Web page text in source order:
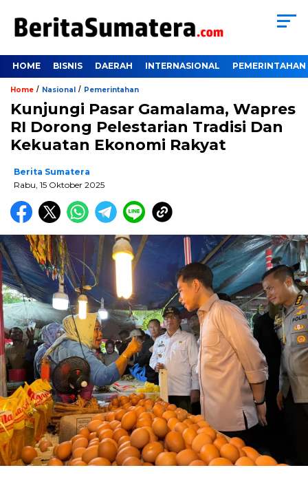
HOME BISNIS DAERAH INTERNASIONAL PEMERINTAHAN
Home / Nasional / Pemerintahan
Kunjungi Pasar Gamalama, Wapres
RI Dorong Pelestarian Tradisi Dan
Kekuatan Ekonomi Rakyat
Berita Sumatera
Rabu, 15 Oktober 2025